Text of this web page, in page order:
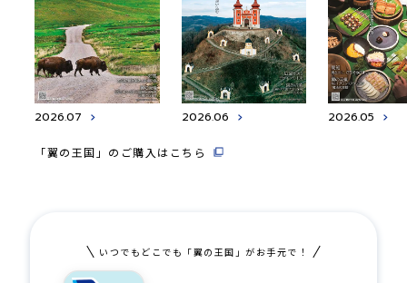
2026.07 2026.06 2026.05
「翼の王国」のご購入はこちら
いつでもどこでも「翼の王国」がお手元で！